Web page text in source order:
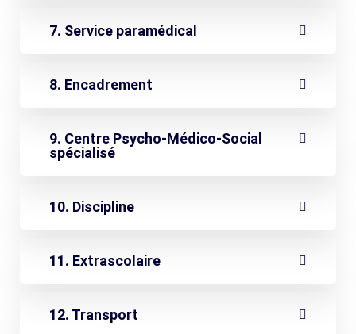
7. Service paramédical
8. Encadrement
9. Centre Psycho-Médico-Social
spécialisé
10. Discipline
11. Extrascolaire
12. Transport